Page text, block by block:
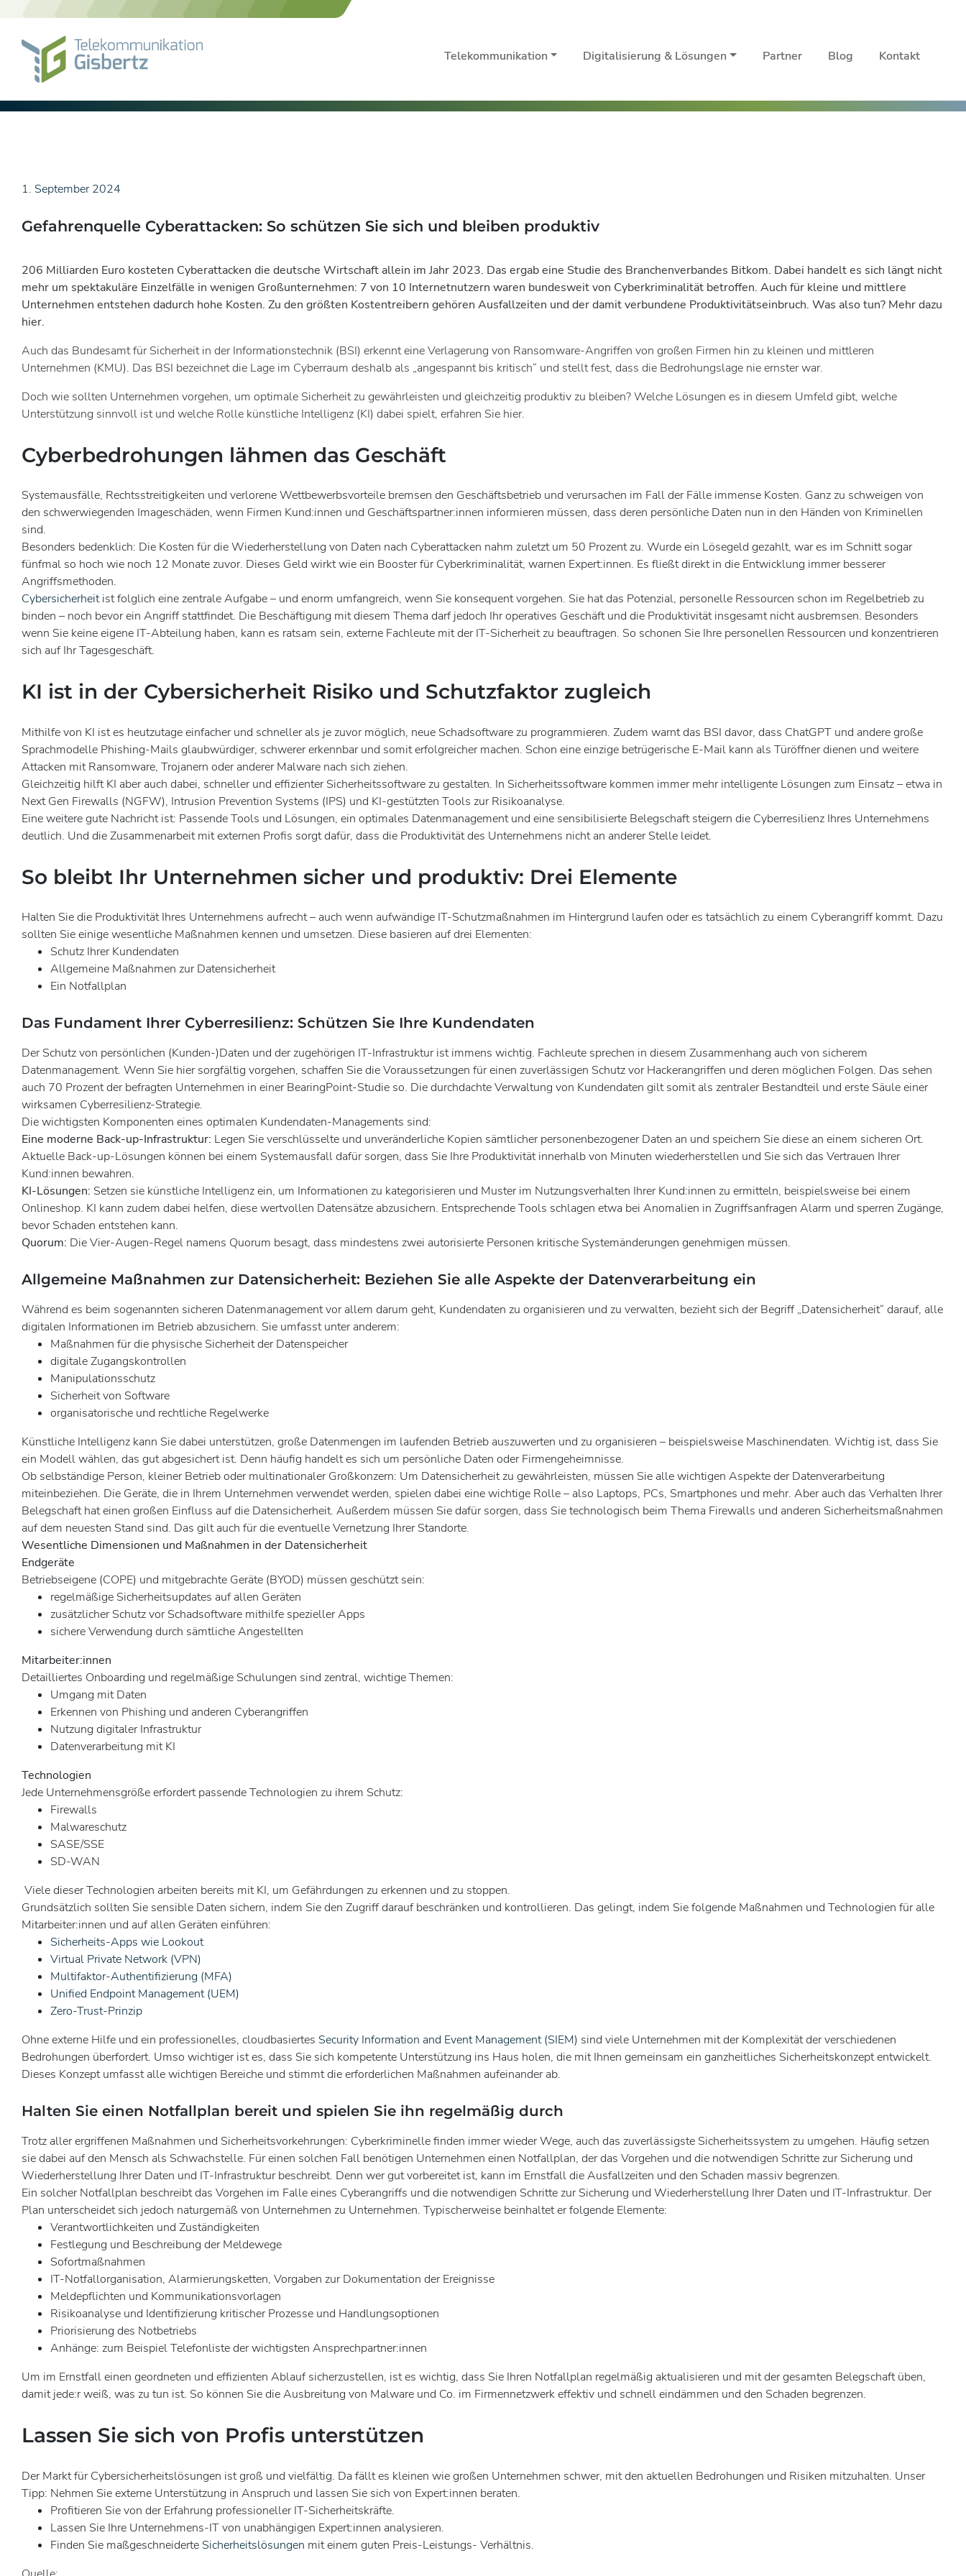
Skip
Telekommunikation Digitalisierung & Lösungen Partner Blog Kontakt
1. September 2024
Gefahrenquelle Cyberattacken: So schützen Sie sich und bleiben produktiv
206 Milliarden Euro kosteten Cyberattacken die deutsche Wirtschaft allein im Jahr 2023. Das ergab eine Studie des Branchenverbandes Bitkom. Dabei handelt es sich längt nicht
mehr um spektakuläre Einzelfälle in wenigen Großunternehmen: 7 von 10 Internetnutzern waren bundesweit von Cyberkriminalität betroffen. Auch für kleine und mittlere
Unternehmen entstehen dadurch hohe Kosten. Zu den größten Kostentreibern gehören Ausfallzeiten und der damit verbundene Produktivitätseinbruch. Was also tun? Mehr dazu
hier.
Auch das Bundesamt für Sicherheit in der Informationstechnik (BSI) erkennt eine Verlagerung von Ransomware-Angriffen von großen Firmen hin zu kleinen und mittleren
Unternehmen (KMU). Das BSI bezeichnet die Lage im Cyberraum deshalb als „angespannt bis kritisch“ und stellt fest, dass die Bedrohungslage nie ernster war.
Doch wie sollten Unternehmen vorgehen, um optimale Sicherheit zu gewährleisten und gleichzeitig produktiv zu bleiben? Welche Lösungen es in diesem Umfeld gibt, welche
Unterstützung sinnvoll ist und welche Rolle künstliche Intelligenz (KI) dabei spielt, erfahren Sie hier.
Cyberbedrohungen lähmen das Geschäft
Systemausfälle, Rechtsstreitigkeiten und verlorene Wettbewerbsvorteile bremsen den Geschäftsbetrieb und verursachen im Fall der Fälle immense Kosten. Ganz zu schweigen von
den schwerwiegenden Imageschäden, wenn Firmen Kund:innen und Geschäftspartner:innen informieren müssen, dass deren persönliche Daten nun in den Händen von Kriminellen
sind.
Besonders bedenklich: Die Kosten für die Wiederherstellung von Daten nach Cyberattacken nahm zuletzt um 50 Prozent zu. Wurde ein Lösegeld gezahlt, war es im Schnitt sogar
fünfmal so hoch wie noch 12 Monate zuvor. Dieses Geld wirkt wie ein Booster für Cyberkriminalität, warnen Expert:innen. Es fließt direkt in die Entwicklung immer besserer
Angriffsmethoden.
Cybersicherheitist folglich eine zentrale Aufgabe – und enorm umfangreich, wenn Sie konsequent vorgehen. Sie hat das Potenzial, personelle Ressourcen schon im Regelbetrieb zu
binden – noch bevor ein Angriff stattfindet. Die Beschäftigung mit diesem Thema darf jedoch Ihr operatives Geschäft und die Produktivität insgesamt nicht ausbremsen. Besonders
wenn Sie keine eigene IT-Abteilung haben, kann es ratsam sein, externe Fachleute mit der IT-Sicherheit zu beauftragen. So schonen Sie Ihre personellen Ressourcen und konzentrieren
sich auf Ihr Tagesgeschäft.
KI ist in der Cybersicherheit Risiko und Schutzfaktor zugleich
Mithilfe von KI ist es heutzutage einfacher und schneller als je zuvor möglich, neue Schadsoftware zu programmieren. Zudem warnt das BSI davor, dass ChatGPT und andere große
Sprachmodelle Phishing-Mails glaubwürdiger, schwerer erkennbar und somit erfolgreicher machen. Schon eine einzige betrügerische E-Mail kann als Türöffner dienen und weitere
Attacken mit Ransomware, Trojanern oder anderer Malware nach sich ziehen.
Gleichzeitig hilft KI aber auch dabei, schneller und effizienter Sicherheitssoftware zu gestalten. In Sicherheitssoftware kommen immer mehr intelligente Lösungen zum Einsatz – etwa in
Next Gen Firewalls (NGFW), Intrusion Prevention Systems (IPS) und KI-gestützten Tools zur Risikoanalyse.
Eine weitere gute Nachricht ist: Passende Tools und Lösungen, ein optimales Datenmanagement und eine sensibilisierte Belegschaft steigern die Cyberresilienz Ihres Unternehmens
deutlich. Und die Zusammenarbeit mit externen Profis sorgt dafür, dass die Produktivität des Unternehmens nicht an anderer Stelle leidet.
So bleibt Ihr Unternehmen sicher und produktiv: Drei Elemente
Halten Sie die Produktivität Ihres Unternehmens aufrecht – auch wenn aufwändige IT-Schutzmaßnahmen im Hintergrund laufen oder es tatsächlich zu einem Cyberangriff kommt. Dazu
sollten Sie einige wesentliche Maßnahmen kennen und umsetzen. Diese basieren auf drei Elementen:
Schutz Ihrer Kundendaten
Allgemeine Maßnahmen zur Datensicherheit
Ein Notfallplan
Das Fundament Ihrer Cyberresilienz: Schützen Sie Ihre Kundendaten
Der Schutz von persönlichen (Kunden-)Daten und der zugehörigen IT-Infrastruktur ist immens wichtig. Fachleute sprechen in diesem Zusammenhang auch von sicherem
Datenmanagement. Wenn Sie hier sorgfältig vorgehen, schaffen Sie die Voraussetzungen für einen zuverlässigen Schutz vor Hackerangriffen und deren möglichen Folgen. Das sehen
auch 70 Prozent der befragten Unternehmen in einer BearingPoint-Studie so. Die durchdachte Verwaltung von Kundendaten gilt somit als zentraler Bestandteil und erste Säule einer
wirksamen Cyberresilienz-Strategie.
Die wichtigsten Komponenten eines optimalen Kundendaten-Managements sind:
Eine moderne Back-up-Infrastruktur: Legen Sie verschlüsselte und unveränderliche Kopien sämtlicher personenbezogener Daten an und speichern Sie diese an einem sicheren Ort.
Aktuelle Back-up-Lösungen können bei einem Systemausfall dafür sorgen, dass Sie Ihre Produktivität innerhalb von Minuten wiederherstellen und Sie sich das Vertrauen Ihrer
Kund:innen bewahren.
KI-Lösungen: Setzen sie künstliche Intelligenz ein, um Informationen zu kategorisieren und Muster im Nutzungsverhalten Ihrer Kund:innen zu ermitteln, beispielsweise bei einem
Onlineshop. KI kann zudem dabei helfen, diese wertvollen Datensätze abzusichern. Entsprechende Tools schlagen etwa bei Anomalien in Zugriffsanfragen Alarm und sperren Zugänge,
bevor Schaden entstehen kann.
Quorum: Die Vier-Augen-Regel namens Quorum besagt, dass mindestens zwei autorisierte Personen kritische Systemänderungen genehmigen müssen.
Allgemeine Maßnahmen zur Datensicherheit: Beziehen Sie alle Aspekte der Datenverarbeitung ein
Während es beim sogenannten sicheren Datenmanagement vor allem darum geht, Kundendaten zu organisieren und zu verwalten, bezieht sich der Begriff „Datensicherheit“ darauf, alle
digitalen Informationen im Betrieb abzusichern. Sie umfasst unter anderem:
Maßnahmen für die physische Sicherheit der Datenspeicher
digitale Zugangskontrollen
Manipulationsschutz
Sicherheit von Software
organisatorische und rechtliche Regelwerke
Künstliche Intelligenz kann Sie dabei unterstützen, große Datenmengen im laufenden Betrieb auszuwerten und zu organisieren – beispielsweise Maschinendaten. Wichtig ist, dass Sie
ein Modell wählen, das gut abgesichert ist. Denn häufig handelt es sich um persönliche Daten oder Firmengeheimnisse.
Ob selbständige Person, kleiner Betrieb oder multinationaler Großkonzern: Um Datensicherheit zu gewährleisten, müssen Sie alle wichtigen Aspekte der Datenverarbeitung
miteinbeziehen. Die Geräte, die in Ihrem Unternehmen verwendet werden, spielen dabei eine wichtige Rolle – also Laptops, PCs, Smartphones und mehr. Aber auch das Verhalten Ihrer
Belegschaft hat einen großen Einfluss auf die Datensicherheit. Außerdem müssen Sie dafür sorgen, dass Sie technologisch beim Thema Firewalls und anderen Sicherheitsmaßnahmen
auf dem neuesten Stand sind. Das gilt auch für die eventuelle Vernetzung Ihrer Standorte.
Wesentliche Dimensionen und Maßnahmen in der Datensicherheit
Endgeräte
Betriebseigene (COPE) und mitgebrachte Geräte (BYOD) müssen geschützt sein:
regelmäßige Sicherheitsupdates auf allen Geräten
zusätzlicher Schutz vor Schadsoftware mithilfe spezieller Apps
sichere Verwendung durch sämtliche Angestellten
Mitarbeiter:innen
Detailliertes Onboarding und regelmäßige Schulungen sind zentral, wichtige Themen:
Umgang mit Daten
Erkennen von Phishing und anderen Cyberangriffen
Nutzung digitaler Infrastruktur
Datenverarbeitung mit KI
Technologien
Jede Unternehmensgröße erfordert passende Technologien zu ihrem Schutz:
Firewalls
Malwareschutz
SASE/SSE
SD-WAN
Viele dieser Technologien arbeiten bereits mit KI, um Gefährdungen zu erkennen und zu stoppen.
Grundsätzlich sollten Sie sensible Daten sichern, indem Sie den Zugriff darauf beschränken und kontrollieren. Das gelingt, indem Sie folgende Maßnahmen und Technologien für alle
Mitarbeiter:innen und auf allen Geräten einführen:
Sicherheits-Apps wie Lookout
Virtual Private Network (VPN)
Multifaktor-Authentifizierung (MFA)
Unified Endpoint Management (UEM)
Zero-Trust-Prinzip
Ohne externe Hilfe und ein professionelles, cloudbasiertes Security Information and Event Management (SIEM) sind viele Unternehmen mit der Komplexität der verschiedenen
Bedrohungen überfordert. Umso wichtiger ist es, dass Sie sich kompetente Unterstützung ins Haus holen, die mit Ihnen gemeinsam ein ganzheitliches Sicherheitskonzept entwickelt.
Dieses Konzept umfasst alle wichtigen Bereiche und stimmt die erforderlichen Maßnahmen aufeinander ab.
Halten Sie einen Notfallplan bereit und spielen Sie ihn regelmäßig durch
Trotz aller ergriffenen Maßnahmen und Sicherheitsvorkehrungen: Cyberkriminelle finden immer wieder Wege, auch das zuverlässigste Sicherheitssystem zu umgehen. Häufig setzen
sie dabei auf den Mensch als Schwachstelle. Für einen solchen Fall benötigen Unternehmen einen Notfallplan, der das Vorgehen und die notwendigen Schritte zur Sicherung und
Wiederherstellung Ihrer Daten und IT-Infrastruktur beschreibt. Denn wer gut vorbereitet ist, kann im Ernstfall die Ausfallzeiten und den Schaden massiv begrenzen.
Ein solcher Notfallplan beschreibt das Vorgehen im Falle eines Cyberangriffs und die notwendigen Schritte zur Sicherung und Wiederherstellung Ihrer Daten und IT-Infrastruktur. Der
Plan unterscheidet sich jedoch naturgemäß von Unternehmen zu Unternehmen. Typischerweise beinhaltet er folgende Elemente:
Verantwortlichkeiten und Zuständigkeiten
Festlegung und Beschreibung der Meldewege
Sofortmaßnahmen
IT-Notfallorganisation, Alarmierungsketten, Vorgaben zur Dokumentation der Ereignisse
Meldepflichten und Kommunikationsvorlagen
Risikoanalyse und Identifizierung kritischer Prozesse und Handlungsoptionen
Priorisierung des Notbetriebs
Anhänge: zum Beispiel Telefonliste der wichtigsten Ansprechpartner:innen
Um im Ernstfall einen geordneten und effizienten Ablauf sicherzustellen, ist es wichtig, dass Sie Ihren Notfallplan regelmäßig aktualisieren und mit der gesamten Belegschaft üben,
damit jede:r weiß, was zu tun ist. So können Sie die Ausbreitung von Malware und Co. im Firmennetzwerk effektiv und schnell eindämmen und den Schaden begrenzen.
Lassen Sie sich von Profis unterstützen
Der Markt für Cybersicherheitslösungen ist groß und vielfältig. Da fällt es kleinen wie großen Unternehmen schwer, mit den aktuellen Bedrohungen und Risiken mitzuhalten. Unser
Tipp: Nehmen Sie externe Unterstützung in Anspruch und lassen Sie sich von Expert:innen beraten.
Profitieren Sie von der Erfahrung professioneller IT-Sicherheitskräfte.
Lassen Sie Ihre Unternehmens-IT von unabhängigen Expert:innen analysieren.
Finden Sie maßgeschneiderte Sicherheitslösungen mit einem guten Preis-Leistungs- Verhältnis.